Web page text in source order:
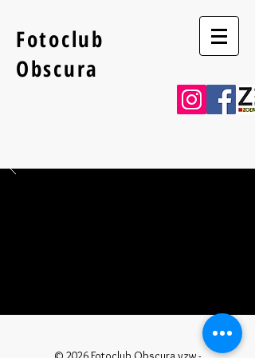
Fotoclub
Obscura